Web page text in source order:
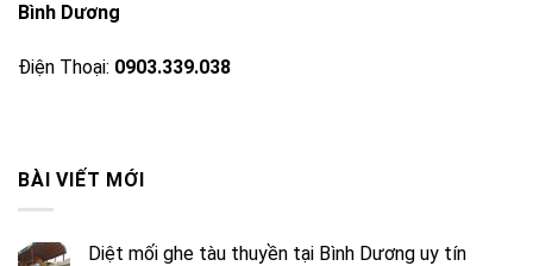
Bình Dương
Điện Thoại: 0903.339.038
BÀI VIẾT MỚI
Diệt mối ghe tàu thuyền tại Bình Dương uy tín